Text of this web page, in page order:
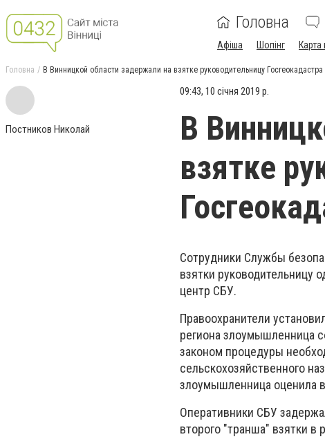
Головна
Афіша Шопінг Карта
Головна В Винницкой области задержали на взятке руководительницу Госгеокадастра
Постников Николай
09:43, 10 січня 2019 р.
В
взятке
Сотрудники Службы
взятки руководительницу
центр СБУ.
Правоохранители
региона злоумышленница
законом процедуры
сельскохозяйственного
злоумышленница оценила
Оперативники СБУ
второго "транша" взятки в